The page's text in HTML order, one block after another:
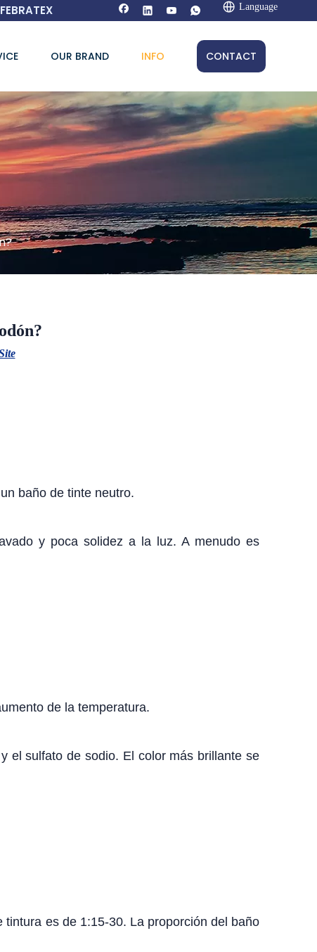
FEBRATEX Language
OUR BRAND INFO CONTACT
baño de tinte neutro.
y poca solidez a la luz. A menudo es
de la temperatura.
el sulfato de sodio. El color más brillante se
es de 1:15-30. La proporción del baño